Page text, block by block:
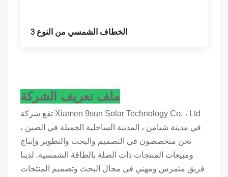
الخطاف الشمسي من النوع 3
ملف تعريف الشركة
تقع شركة Xiamen 9sun Solar Technology Co. ، Ltd
في مدينة شيامن ، المدينة الساحلية الجميلة في الصين ،
نحن متخصصون في التصميم والبحث والتطوير وإنتاج
ومبيعات المنتجات ذات الصلة بالطاقة الشمسية. لدينا
فريق متمرس ومهني في مجال البحث وتصميم المنتجات